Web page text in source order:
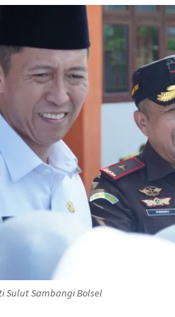
Sulut Sambangi Bolsel